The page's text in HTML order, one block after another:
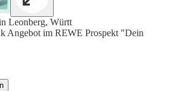
Leonberg, Württ
Angebot im REWE Prospekt "Dein